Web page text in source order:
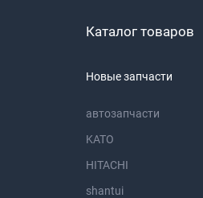
Каталог товаров
Новые запчасти
автозапчасти
KATO
HITACHI
shantui